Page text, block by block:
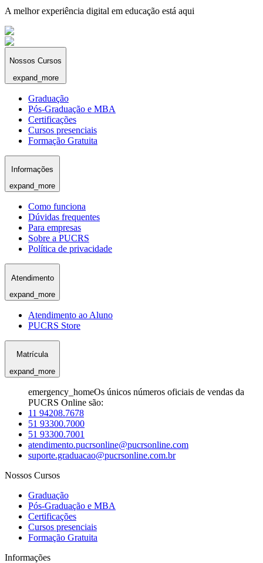
A melhor experiência digital em educação está aqui
Nossos Cursos
expand_more
Graduação
Pós-Graduação e MBA
Certificações
Cursos presenciais
Formação Gratuita
Informações
expand_more
Como funciona
Dúvidas frequentes
Para empresas
Sobre a PUCRS
Política de privacidade
Atendimento
expand_more
Atendimento ao Aluno
PUCRS Store
Matrícula
expand_more
emergency_homeOs únicos números oficiais de vendas da
PUCRS Online são:
11 94208.7678
51 93300.7000
51 93300.7001
atendimento.pucrsonline@pucrsonline.com
suporte.graduacao@pucrsonline.com.br
Nossos Cursos
Graduação
Pós-Graduação e MBA
Certificações
Cursos presenciais
Formação Gratuita
Informações